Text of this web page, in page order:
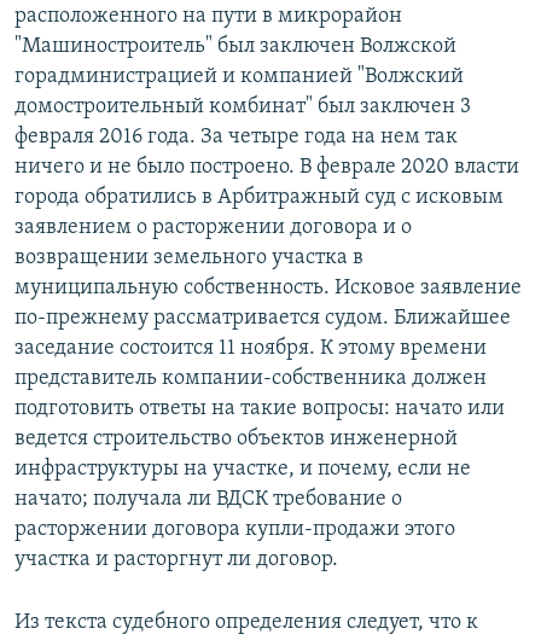
расположенного на пути в микрорайон
"Машиностроитель" был заключен Волжской
горадминистрацией и компанией "Волжский
домостроительный комбинат" был заключен 3
февраля 2016 года. За четыре года на нем так
ничего и не было построено. В феврале 2020 власти
города обратились в Арбитражный суд с исковым
заявлением о расторжении договора и о
возвращении земельного участка в
муниципальную собственность. Исковое заявление
по-прежнему рассматривается судом. Ближайшее
заседание состоится 11 ноября. К этому времени
представитель компании-собственника должен
подготовить ответы на такие вопросы: начато или
ведется строительство объектов инженерной
инфраструктуры на участке, и почему, если не
начато; получала ли ВДСК требование о
расторжении договора купли-продажи этого
участка и расторгнут ли договор.
Из текста судебного определения следует, что к